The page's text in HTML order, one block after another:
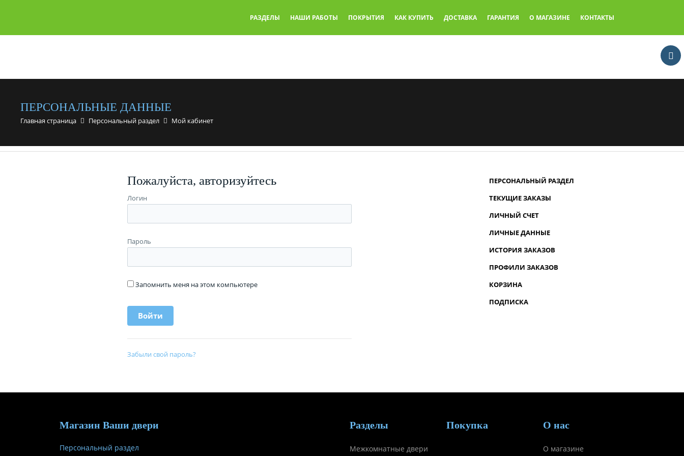
РАЗДЕЛЫ НАШИ РАБОТЫ ПОКРЫТИЯ КАК КУПИТЬ ДОСТАВКА ГАРАНТИЯ О МАГАЗИНЕ КОНТАКТЫ
ПЕРСОНАЛЬНЫЕ ДАННЫЕ
Главная страница Персональный раздел Мой кабинет
ПЕРСОНАЛЬНЫЙ РАЗДЕЛ
ТЕКУЩИЕ ЗАКАЗЫ
ЛИЧНЫЙ СЧЕТ
ЛИЧНЫЕ ДАННЫЕ
ИСТОРИЯ ЗАКАЗОВ
ПРОФИЛИ ЗАКАЗОВ
КОРЗИНА
ПОДПИСКА
Пожалуйста, авторизуйтесь
Логин
Пароль
Запомнить меня на этом компьютере
Забыли свой пароль?
Магазин Ваши двери
Персональный раздел
Разделы
Межкомнатные двери
Покупка О нас
О магазине